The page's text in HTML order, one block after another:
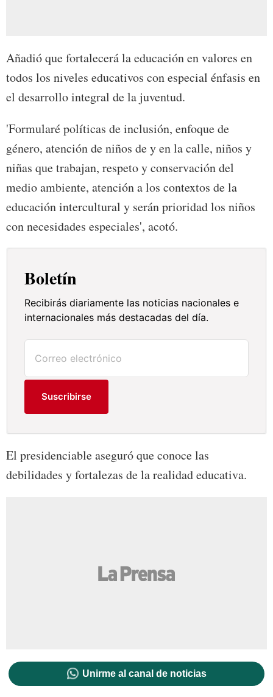
Añadió que fortalecerá la educación en valores en
todos los niveles educativos con especial énfasis en
el desarrollo integral de la juventud.
'Formularé políticas de inclusión, enfoque de
género, atención de niños de y en la calle, niños y
niñas que trabajan, respeto y conservación del
medio ambiente, atención a los contextos de la
educación intercultural y serán prioridad los niños
con necesidades especiales', acotó.
Boletín
Recibirás diariamente las noticias nacionales e
internacionales más destacadas del día.
Suscribirse
El presidenciable aseguró que conoce las
debilidades y fortalezas de la realidad educativa.
Unirme al canal de noticias